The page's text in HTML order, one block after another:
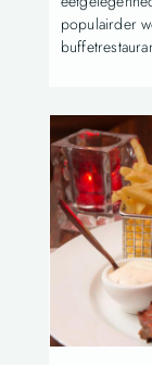
populairder